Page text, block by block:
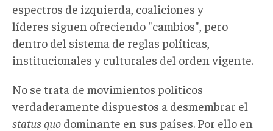
espectros de izquierda, coaliciones y
líderes siguen ofreciendo "cambios", pero
dentro del sistema de reglas políticas,
institucionales y culturales del orden vigente.
No se trata de movimientos políticos
verdaderamente dispuestos a desmembrar el
status quo dominante en sus países. Por ello en